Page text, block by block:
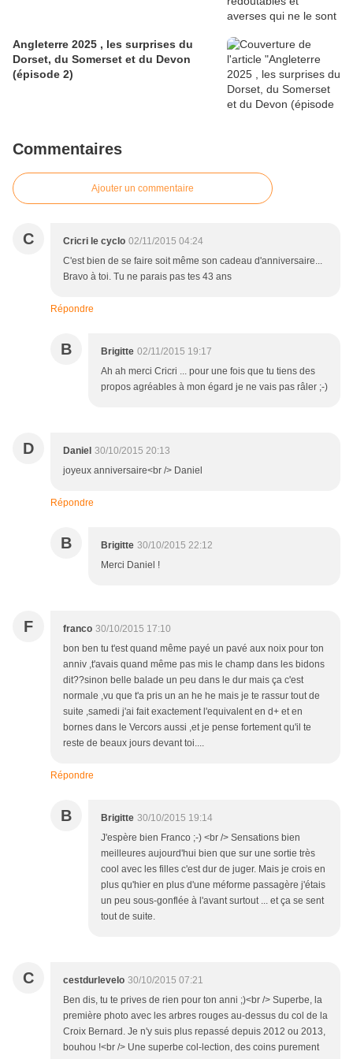
Angleterre 2025 , les surprises du
Dorset, du Somerset et du Devon
(épisode 2)
Commentaires
Ajouter un commentaire
C Cricri le cyclo 02/11/2015 04:24
C'est bien de se faire soit même son cadeau d'anniversaire...
Bravo à toi. Tu ne parais pas tes 43 ans
Répondre
B Brigitte 02/11/2015 19:17
Ah ah merci Cricri ... pour une fois que tu tiens des
propos agréables à mon égard je ne vais pas râler ;-)
D Daniel 30/10/2015 20:13
joyeux anniversaire<br /> Daniel
Répondre
B Brigitte 30/10/2015 22:12
Merci Daniel !
F franco 30/10/2015 17:10
bon ben tu t'est quand même payé un pavé aux noix pour ton
anniv ,t'avais quand même pas mis le champ dans les bidons
dit??sinon belle balade un peu dans le dur mais ça c'est
normale ,vu que t'a pris un an he he mais je te rassur tout de
suite ,samedi j'ai fait exactement l'equivalent en d+ et en
bornes dans le Vercors aussi ,et je pense fortement qu'il te
reste de beaux jours devant toi....
Répondre
B Brigitte 30/10/2015 19:14
J'espère bien Franco ;-) <br /> Sensations bien
meilleures aujourd'hui bien que sur une sortie très
cool avec les filles c'est dur de juger. Mais je crois en
plus qu'hier en plus d'une méforme passagère j'étais
un peu sous-gonflée à l'avant surtout ... et ça se sent
tout de suite.
C cestdurlevelo 30/10/2015 07:21
Ben dis, tu te prives de rien pour ton anni ;)<br /> Superbe, la
première photo avec les arbres rouges au-dessus du col de la
Croix Bernard. Je n'y suis plus repassé depuis 2012 ou 2013,
bouhou !<br /> Une superbe col-lection, des coins purement